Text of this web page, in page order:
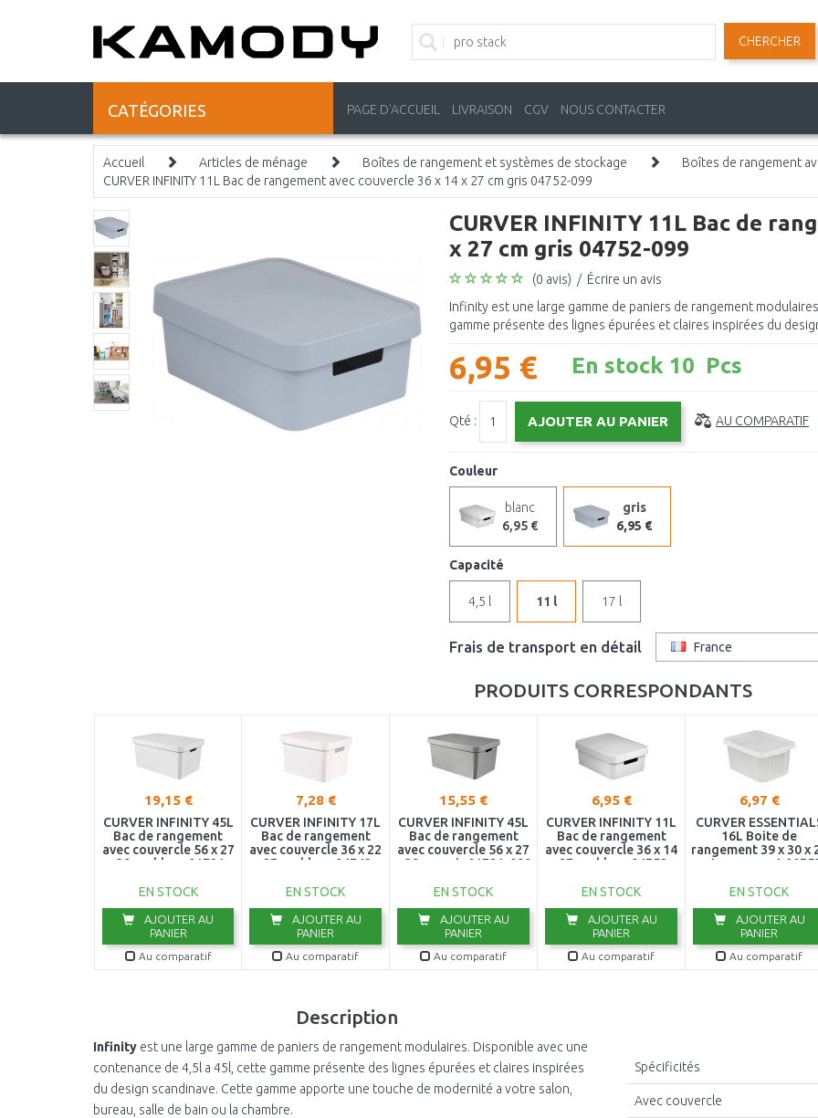
CHERCHER
CATÉGORIES PAGE D'ACCUEIL LIVRAISON CGV NOUS CONTACTER
Accueil Articles de ménage Boîtes de rangement et systèmes de stockage
Boîtes de rangement
CURVER INFINITY 11L Bac de rangement avec couvercle 36 x 14 x 27 cm gris 04752-099
CURVER INFINITY 11L Bac de
x 27 cm gris 04752-099
(0 avis) / Écrire un avis
Infinity est une large gamme de paniers de rangement
gamme présente des lignes épurées et claires inspirées du
6,95 € En stock 10 Pcs
Qté : AU COMPARATIF
Couleur
blanc
6,95 €
gris
6,95 €
Capacité
4,5 l 11 l 17 l
Frais de transport en détail France
PRODUITS CORRESPONDANTS
19,15 €
CURVER INFINITY 45L
Bac de rangement
avec couvercle 56 x 27
x 39 cm blanc 01721-
EN STOCK
AJOUTER AU
PANIER
Au comparatif
7,28 €
CURVER INFINITY 17L
Bac de rangement
avec couvercle 36 x 22
x 27 cm blanc 04743-
EN STOCK
AJOUTER AU
PANIER
Au comparatif
15,55 €
CURVER INFINITY 45L
Bac de rangement
avec couvercle 56 x 27
x 39 cm gris 01721-099
EN STOCK
AJOUTER AU
PANIER
Au comparatif
6,95 €
CURVER INFINITY 11L
Bac de rangement
avec couvercle 36 x 14
x 27 cm blanc 04752-
EN STOCK
AJOUTER AU
PANIER
Au comparatif
6,97 €
CURVER
16L Boite de
rangement 39 x 30 x
cm transparent
EN STOCK
AJOUTER AU
PANIER
Au comparatif
Description
Infinity est une large gamme de paniers de rangement modulaires. Disponible avec une
contenance de 4,5l a 45l, cette gamme présente des lignes épurées et claires inspirées
du design scandinave. Cette gamme apporte une touche de modernité a votre salon,
bureau, salle de bain ou la chambre.
Spécificités
Avec couvercle